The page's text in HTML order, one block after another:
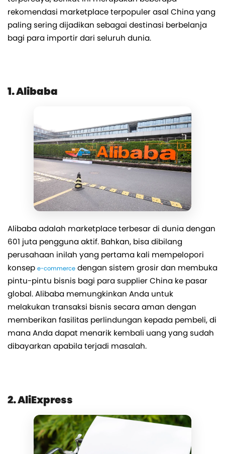
rekomendasi marketplace terpopuler asal China yang
paling sering dijadikan sebagai destinasi berbelanja
bagi para importir dari seluruh dunia.
1. Alibaba
Alibaba adalah marketplace terbesar di dunia dengan
601 juta pengguna aktif. Bahkan, bisa dibilang
perusahaan inilah yang pertama kali mempelopori
konsep e-commerce dengan sistem grosir dan membuka
pintu-pintu bisnis bagi para supplier China ke pasar
global. Alibaba memungkinkan Anda untuk
melakukan transaksi bisnis secara aman dengan
memberikan fasilitas perlindungan kepada pembeli, di
mana Anda dapat menarik kembali uang yang sudah
dibayarkan apabila terjadi masalah.
2. AliExpress